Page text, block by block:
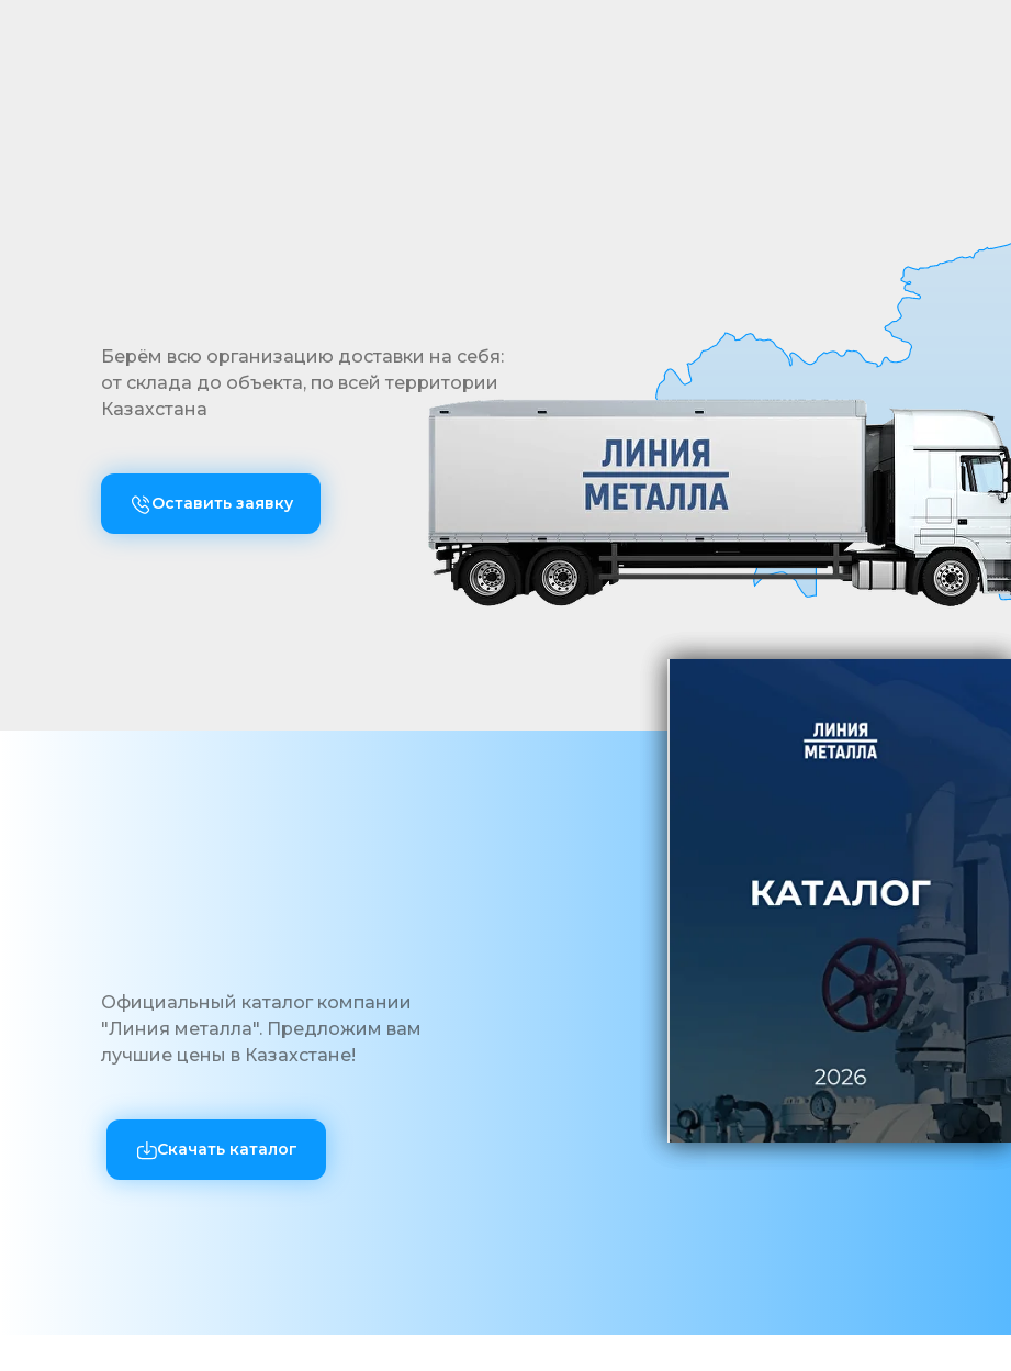
Берём всю организацию доставки на себя:
от склада до объекта, по всей территории
Казахстана
Оставить заявку
Скачать каталог
Официальный каталог компании
"Линия металла". Предложим вам
лучшие цены в Казахстане!